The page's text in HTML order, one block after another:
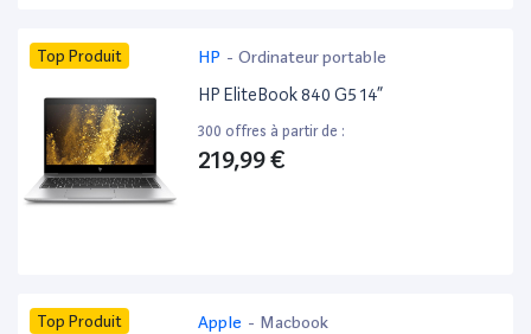
Top Produit HP - Ordinateur portable
HP EliteBook 840 G5 14”
300 offres à partir de :
219,99 €
Top Produit Apple - Macbook